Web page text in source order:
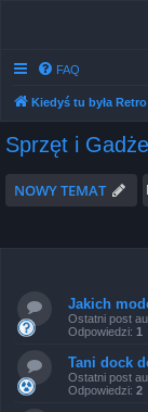
FAQ
Kiedyś tu była
Sprzęt i
NOWY TEMAT
Jakich
Ostatni post
Odpowiedzi: 1
Tani dock
Ostatni post
Odpowiedzi: 2